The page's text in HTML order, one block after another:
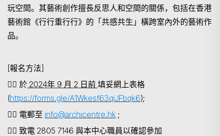
玩空間。其藝術創作擅長反思人和空間的關係，包括在香港
藝術館《行行重行行》的「共感共生」橫跨室內外的藝術作
品。
[報名方法]
👉🏻 於 2024年 9 月 2 日前 填妥網上表格
(https://forms.gle/A1Wkesf63qiJFbqk6);
👉🏻 電郵至 info@archicentre.hk ;
👉🏻 致電 2805 7146 與本中心職員以確認參加